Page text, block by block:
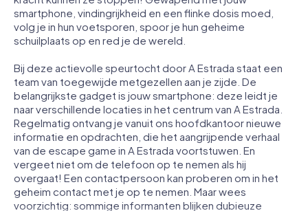
smartphone, vindingrijkheid en een flinke dosis moed,
volg je in hun voetsporen, spoor je hun geheime
schuilplaats op en red je de wereld.
Bij deze actievolle speurtocht door A Estrada staat een
team van toegewijde metgezellen aan je zijde. De
belangrijkste gadget is jouw smartphone: deze leidt je
naar verschillende locaties in het centrum van A Estrada.
Regelmatig ontvang je vanuit ons hoofdkantoor nieuwe
informatie en opdrachten, die het aangrijpende verhaal
van de escape game in A Estrada voortstuwen. En
vergeet niet om de telefoon op te nemen als hij
overgaat! Een contactpersoon kan proberen om in het
geheim contact met je op te nemen. Maar wees
voorzichtig: sommige informanten blijken dubieuze